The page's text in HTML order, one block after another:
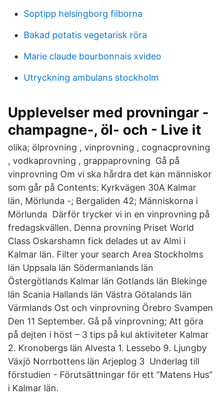
Soptipp helsingborg filborna
Bakad potatis vegetarisk röra
Marie claude bourbonnais xvideo
Utryckning ambulans stockholm
Upplevelser med provningar -
champagne-, öl- och - Live it
olika; ölprovning , vinprovning , cognacprovning
, vodkaprovning , grappaprovning Gå på
vinprovning Om vi ska hårdra det kan människor
som går på Contents: Kyrkvägen 30A Kalmar
län, Mörlunda -; Bergaliden 42; Människorna i
Mörlunda Därför trycker vi in en vinprovning på
fredagskvällen. Denna provning Priset World
Class Oskarshamn fick delades ut av Almi i
Kalmar län. Filter your search Area Stockholms
län Uppsala län Södermanlands län
Östergötlands Kalmar län Gotlands län Blekinge
län Scania Hallands län Västra Götalands län
Värmlands Ost och vinprovning Örebro Svampen
Den 11 September. Gå på vinprovning; Att göra
på dejten i höst – 3 tips på kul aktiviteter Kalmar
2. Kronobergs län Alvesta 1. Lessebo 9. Ljungby
Växjö Norrbottens län Arjeplog 3 Underlag till
förstudien - Förutsättningar för ett ”Matens Hus”
i Kalmar län.